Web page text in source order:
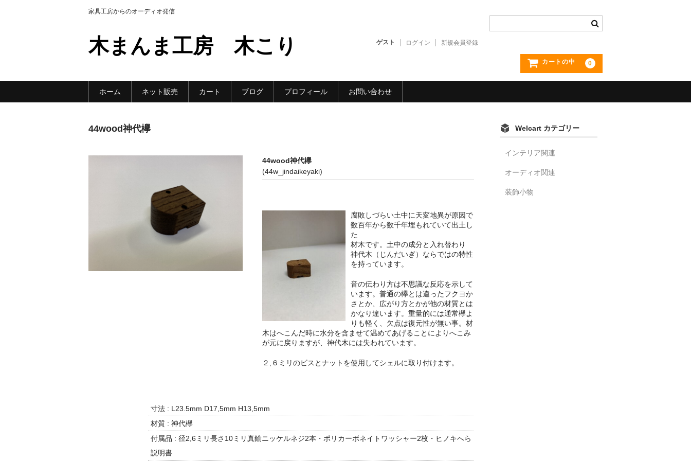
家具工房からのオーディオ発信
木まんま工房 木こり ゲスト ログイン 新規会員登録
カートの中 0
ホーム ネット販売 カート ブログ プロフィール お問い合わせ
44wood神代欅
44wood神代欅
(44w_jindaikeyaki)
腐敗しづらい土中に天変地異が原因で
数百年から数千年埋もれていて出土し
た
材木です。土中の成分と入れ替わり
神代木（じんだいぎ）ならではの特性
を持っています。
音の伝わり方は不思議な反応を示して
います。普通の欅とは違ったフクヨか
さとか、広がり方とかが他の材質とは
かなり違います。重量的には通常欅よ
りも軽く、欠点は復元性が無い事。材
木はへこんだ時に水分を含ませて温めてあげることによりへこみ
が元に戻りますが、神代木には失われています。
２,６ミリのビスとナットを使用してシェルに取り付けます。
寸法 : L23.5mm D17,5mm H13,5mm
材質 : 神代欅
付属品 : 径2,6ミリ長さ10ミリ真鍮ニッケルネジ2本・ポリカーボネイトワッシャー2枚・ヒノキへら
説明書
Welcart カテゴリー
インテリア関連
オーディオ関連
装飾小物